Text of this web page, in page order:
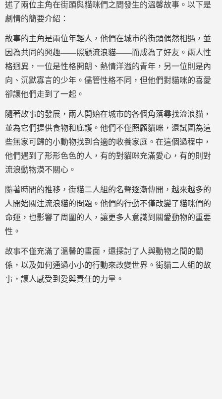
述了兩位主角在街頭與貓咪們之間發生的溫馨故事。以下是
劇情的簡要介紹：
故事的主角是兩位年輕人，他們在城市的街頭偶然相遇，並
因為共同的興趣——照顧流浪貓——而成為了好友。兩人性
格迥異，一位是性格開朗、熱情洋溢的青年，另一位則是內
向、沉默寡言的少年。儘管性格不同，但他們對貓咪的喜愛
卻讓他們走到了一起。
隨著故事的發展，兩人開始在城市的各個角落尋找流浪貓，
並為它們提供食物和庇護。他們不僅照顧貓咪，還試圖為這
些無家可歸的小動物找到合適的收養家庭。在這個過程中，
他們遇到了形形色色的人，有的對貓咪充滿愛心，有的則對
流浪動物漠不關心。
隨著時間的推移，街貓二人組的名聲逐漸傳開，越來越多的
人開始關注流浪貓的問題。他們的行動不僅改變了貓咪們的
命運，也影響了周圍的人，讓更多人意識到關愛動物的重要
性。
故事不僅充滿了溫馨的畫面，還探討了人與動物之間的關
係，以及如何通過小小的行動來改變世界。街貓二人組的故
事，讓人感受到愛與責任的力量。